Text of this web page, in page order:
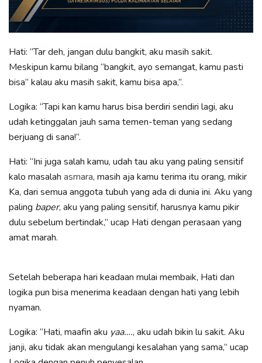
Hati: “Tar deh, jangan dulu bangkit, aku masih sakit.
Meskipun kamu bilang “bangkit, ayo semangat, kamu pasti
bisa” kalau aku masih sakit, kamu bisa apa,”.
Logika: “Tapi kan kamu harus bisa berdiri sendiri lagi, aku
udah ketinggalan jauh sama temen-teman yang sedang
berjuang di sana!”.
Hati: “Ini juga salah kamu, udah tau aku yang paling sensitif
kalo masalah asmara, masih aja kamu terima itu orang, mikir
Ka, dari semua anggota tubuh yang ada di dunia ini. Aku yang
paling baper, aku yang paling sensitif, harusnya kamu pikir
dulu sebelum bertindak,” ucap Hati dengan perasaan yang
amat marah.
Setelah beberapa hari keadaan mulai membaik, Hati dan
logika pun bisa menerima keadaan dengan hati yang lebih
nyaman.
Logika: “Hati, maafin aku yaa…., aku udah bikin lu sakit. Aku
janji, aku tidak akan mengulangi kesalahan yang sama,” ucap